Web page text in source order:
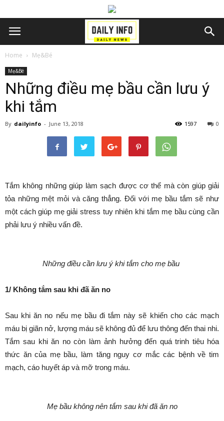
Home Mẹ&Bé
Mẹ&Bé
Những điều mẹ bầu cần lưu ý
khi tắm
By dailyinfo - June 13, 2018 0
1597
Tắm không những giúp làm sạch được cơ thể mà còn giúp giải
tỏa những mệt mỏi và căng thẳng. Đối với mẹ bầu tắm sẽ như
một cách giúp mẹ giải stress tuy nhiên khi tắm mẹ bầu cùng cần
phải lưu ý nhiều vấn đề.
Những điều cần lưu ý khi tắm cho mẹ bầu
1/ Không tắm sau khi đã ăn no
Sau khi ăn no nếu mẹ bầu đi tắm này sẽ khiến cho các mạch
máu bị giãn nở, lượng máu sẽ không đủ để lưu thông đến thai nhi.
Tắm sau khi ăn no còn làm ảnh hưởng đến quá trinh tiêu hóa
thức ăn của mẹ bầu, làm tăng nguy cơ mắc các bệnh về tim
mạch, cáo huyết áp và mỡ trong máu.
Mẹ bầu không nên tắm sau khi đã ăn no